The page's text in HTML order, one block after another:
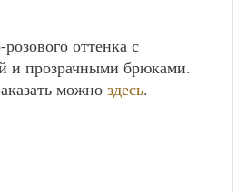
оттенка с
и прозрачными брюками.
можно здесь.